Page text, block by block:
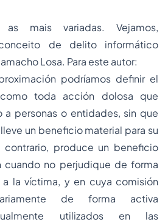
mais variadas. Vejamos,
de delito informático
Losa. Para este autor:
podríamos definir el
toda acción dolosa que
a personas o entidades, sin que
un beneficio material para su
produce un beneficio
cuando no perjudique de forma
la víctima, y en cuya comisión
de forma activa
utilizados en las